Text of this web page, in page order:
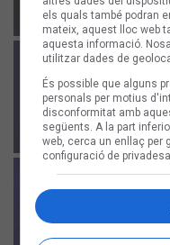
els quals també podran
mateix, aquest lloc web
aquesta informació.
utilitzar dades de
És possible que alguns
personals per motius
disconformitat amb
següents. A la part
web, cerca un enllaç per
configuració de